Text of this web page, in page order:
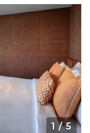
1 / 5